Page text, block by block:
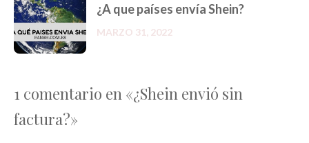
¿A que países envía Shein?
MARZO 31, 2022
1 comentario en «¿Shein envió sin
factura?»